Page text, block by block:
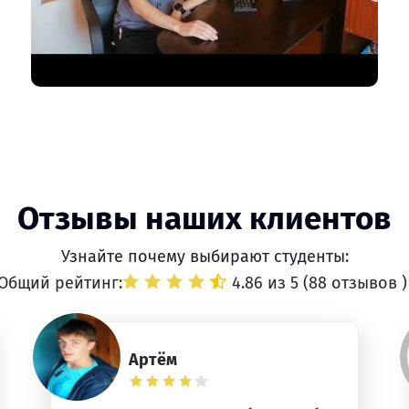
Отзывы наших клиентов
Узнайте почему выбирают студенты:
рейтинг:
4.86 из 5 (88 отзывов )
Артём